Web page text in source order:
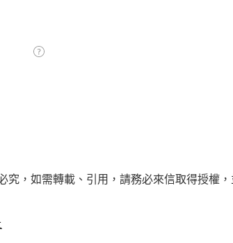
究，如需轉載、引用，請務必來信取得授權，